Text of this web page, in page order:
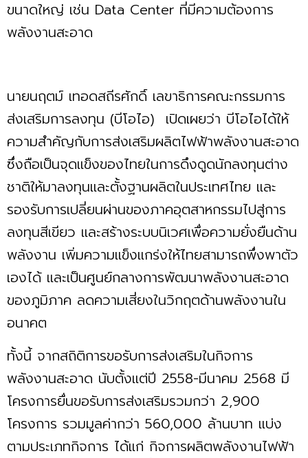
ขนาดใหญ่ เช่น Data Center ที่มีความต้องการ
พลังงานสะอาด
นายนฤตม์ เทอดสถีรศักดิ์ เลขาธิการคณะกรรมการ
ส่งเสริมการลงทุน (บีโอไอ) เปิดเผยว่า บีโอไอได้ให้
ความสำคัญกับการส่งเสริมผลิตไฟฟ้าพลังงานสะอาด
ซึ่งถือเป็นจุดแข็งของไทยในการดึงดูดนักลงทุนต่าง
ชาติให้มาลงทุนและตั้งฐานผลิตในประเทศไทย และ
รองรับการเปลี่ยนผ่านของภาคอุตสาหกรรมไปสู่การ
ลงทุนสีเขียว และสร้างระบบนิเวศเพื่อความยั่งยืนด้าน
พลังงาน เพิ่มความแข็งแกร่งให้ไทยสามารถพึ่งพาตัว
เองได้ และเป็นศูนย์กลางการพัฒนาพลังงานสะอาด
ของภูมิภาค ลดความเสี่ยงในวิกฤตด้านพลังงานใน
อนาคต
ทั้งนี้ จากสถิติการขอรับการส่งเสริมในกิจการ
พลังงานสะอาด นับตั้งแต่ปี 2558-มีนาคม 2568 มี
โครงการยื่นขอรับการส่งเสริมรวมกว่า 2,900
โครงการ รวมมูลค่ากว่า 560,000 ล้านบาท แบ่ง
ตามประเภทกิจการ ได้แก่ กิจการผลิตพลังงานไฟฟ้า